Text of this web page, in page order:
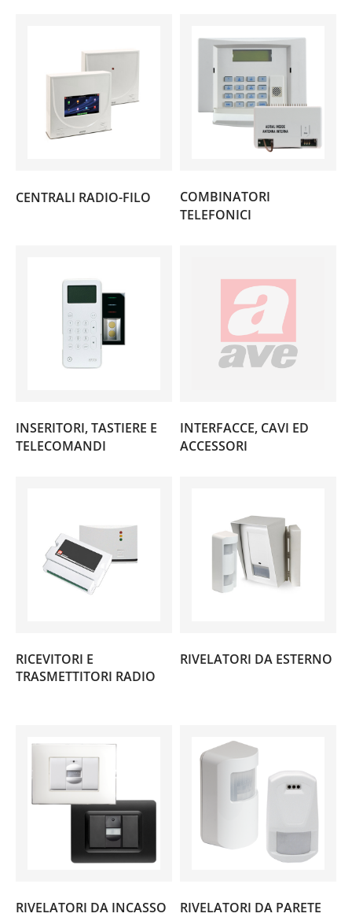
CENTRALI RADIO-FILO
COMBINATORI
TELEFONICI
INSERITORI, TASTIERE E
TELECOMANDI
INTERFACCE, CAVI ED
ACCESSORI
RICEVITORI E
TRASMETTITORI RADIO
RIVELATORI DA ESTERNO
RIVELATORI DA INCASSO RIVELATORI DA PARETE